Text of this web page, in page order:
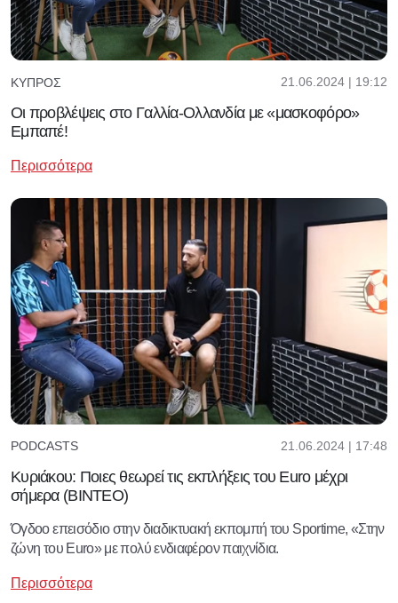
ΚΎΠΡΟΣ 21.06.2024 | 19:12
Οι προβλέψεις στο Γαλλία-Ολλανδία με «μασκοφόρο»
Εμπαπέ!
Περισσότερα
PODCASTS 21.06.2024 | 17:48
Κυριάκου: Ποιες θεωρεί τις εκπλήξεις του Euro μέχρι
σήμερα (ΒΙΝΤΕΟ)
Όγδοο επεισόδιο στην διαδικτυακή εκπομπή του Sportime, «Στην
ζώνη του Euro» με πολύ ενδιαφέρον παιχνίδια.
Περισσότερα